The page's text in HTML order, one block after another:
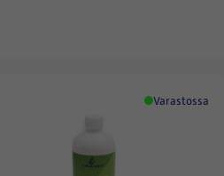
Varastossa